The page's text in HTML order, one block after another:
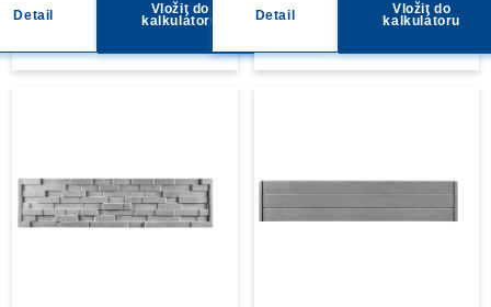
Detail
Vložit do
kalkulátoru
Detail
Vložit do
kalkulátoru